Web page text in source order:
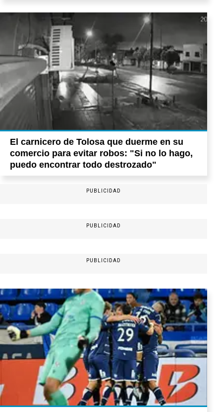
El carnicero de Tolosa que duerme en su
comercio para evitar robos: "Si no lo hago,
puedo encontrar todo destrozado"
PUBLICIDAD
PUBLICIDAD
PUBLICIDAD